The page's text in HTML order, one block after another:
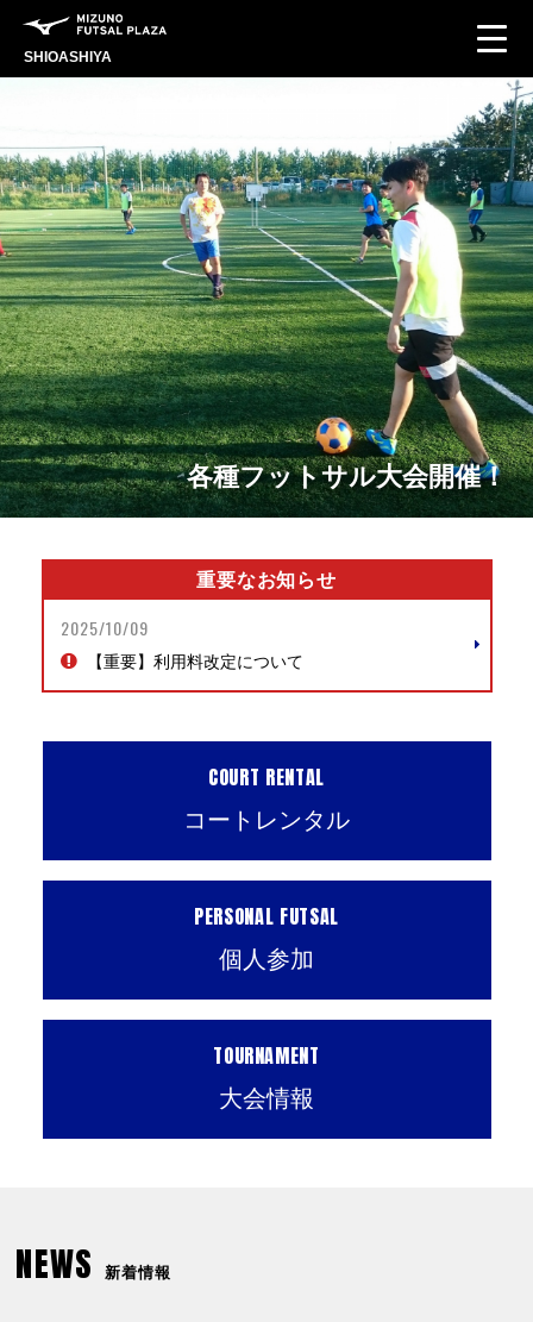
SHIOASHIYA
各種フットサル大会開催！
重要なお知らせ
2025/10/09
【重要】利用料改定について
COURT RENTAL
コートレンタル
PERSONAL FUTSAL
個人参加
TOURNAMENT
大会情報
NEWS 新着情報